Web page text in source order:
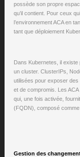
possède son propre
qu’il contient. Pour ceux
l’environnement ACA en
tant que déploiement
Dans Kubernetes, il
un cluster. ClusterIPs,
utilisées pour exposer
et de compromis. Les
qui, une fois activée,
(FQDN), composé comme
Gestion des